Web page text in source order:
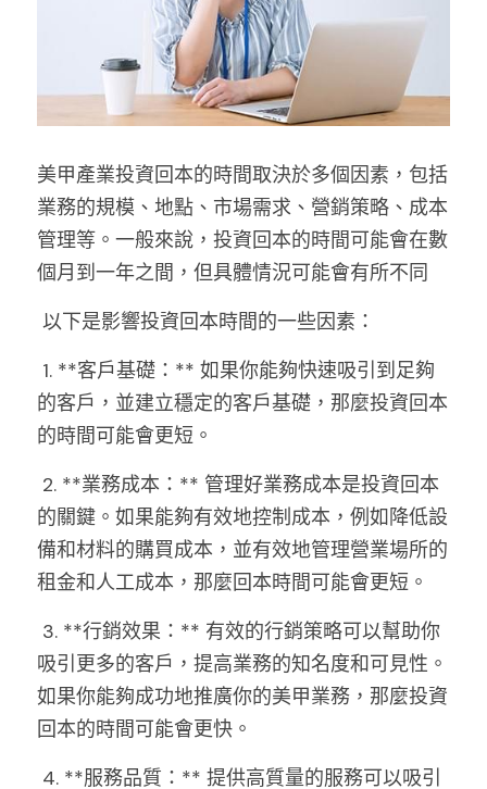
睫毛周邊
睫毛保養
修甲磨棒
美甲產業投資回本的時間取決於多個因素，包括
業務的規模、地點、市場需求、營銷策略、成本
管理等。一般來說，投資回本的時間可能會在數
個月到一年之間，但具體情況可能會有所不同
以下是影響投資回本時間的一些因素：
的客戶，並建立穩定的客戶基礎，那麼投資回本
的時間可能會更短。
的關鍵。如果能夠有效地控制成本，例如降低設
備和材料的購買成本，並有效地管理營業場所的
租金和人工成本，那麼回本時間可能會更短。
吸引更多的客戶，提高業務的知名度和可見性。
如果你能夠成功地推廣你的美甲業務，那麼投資
回本的時間可能會更快。